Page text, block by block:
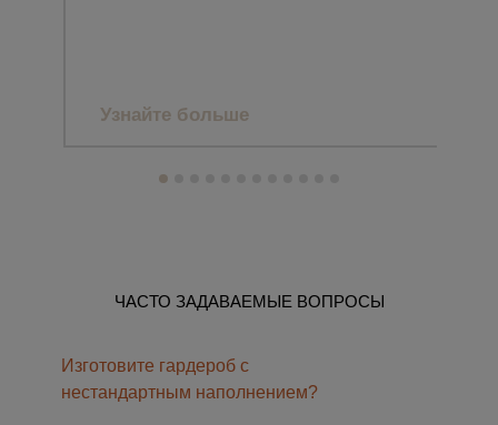
Узнайте больше
ЧАСТО ЗАДАВАЕМЫЕ ВОПРОСЫ
Изготовите гардероб с
нестандартным наполнением?